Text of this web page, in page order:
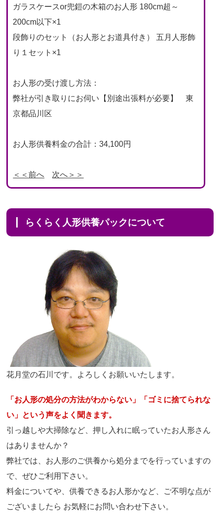
ガラスケースor兜鎧の木箱のお人形 180cm超～
200cm以下×1
段飾りのセット（お人形とお道具付き） 五月人形飾
り１セット×1
お人形の受け渡し方法：
弊社が引き取りにお伺い【別途出張料が必要】 東
京都品川区
お人形供養料金の合計：34,100円
＜＜前へ 次へ＞＞
らくらく人形供養パックについて
花月堂の石川です。よろしくお願いいたします。
「お人形の処分の方法がわからない」「ゴミに捨てられな
い」という声をよく聞きます。
引っ越しや大掃除など、押し入れに眠っていたお人形さん
はありませんか？
弊社では、お人形のご供養から処分までを行っていますの
で、ぜひご利用下さい。
料金についてや、供養できるお人形かなど、ご不明な点が
ございましたら お気軽にお問い合わせ下さい。